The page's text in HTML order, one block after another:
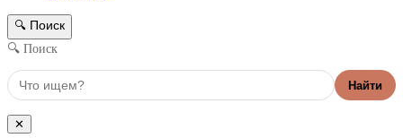
🔍 Поиск
🔍 Поиск
Найти
✕